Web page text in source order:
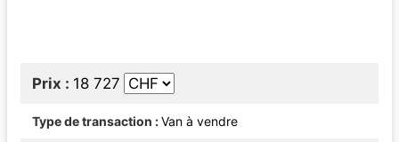
Prix 18 727
Type de transaction Van à vendre